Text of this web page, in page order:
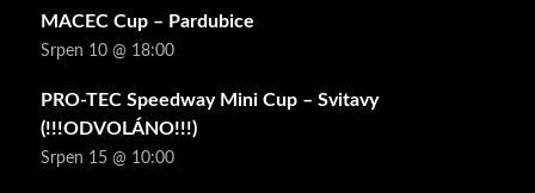
MACEC Cup – Pardubice
Srpen 10 @ 18:00
PRO-TEC Speedway Mini Cup – Svitavy
(!!!ODVOLÁNO!!!)
Srpen 15 @ 10:00